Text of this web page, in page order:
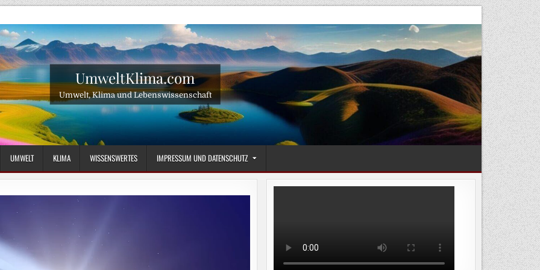
UmweltKlima.com
Umwelt, Klima und Lebenswissenschaft
UMWELT KLIMA WISSENSWERTES IMPRESSUM UND DATENSCHUTZ